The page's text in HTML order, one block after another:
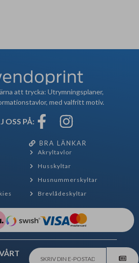
att trycka: Utrymningsplaner,
med valfritt motiv.
OSS PÅ:
BRA LÄNKAR
Akryltavlor
Husskyltar
Husnummerskyltar
Brevlådeskyltar